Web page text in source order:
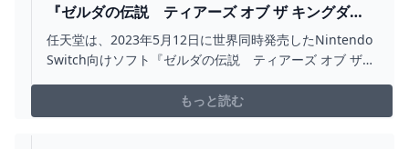
『ゼルダの伝説 ティアーズ オブ ザ キングダ
ム』、発売後3日間で世界販売本数1000万本突破
マイナビニュース
任天堂は、2023年5月12日に世界同時発売したNintendo
Switch向けソフト『ゼルダの伝説 ティアーズ オブ ザ
万本（うち国内販売本数224万本）を突破したこと発表し
た。
もっと読む